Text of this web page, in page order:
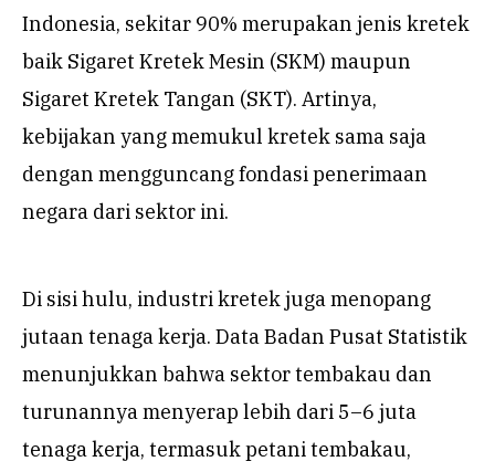
Indonesia, sekitar 90% merupakan jenis kretek
baik Sigaret Kretek Mesin (SKM) maupun
Sigaret Kretek Tangan (SKT). Artinya,
kebijakan yang memukul kretek sama saja
dengan mengguncang fondasi penerimaan
negara dari sektor ini.
Di sisi hulu, industri kretek juga menopang
jutaan tenaga kerja. Data Badan Pusat Statistik
menunjukkan bahwa sektor tembakau dan
turunannya menyerap lebih dari 5–6 juta
tenaga kerja, termasuk petani tembakau,